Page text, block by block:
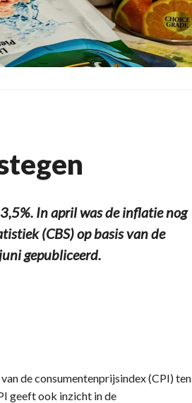
In april was de inflatie nog
(CBS) op basis van de
gepubliceerd.
de consumentenprijsindex (CPI) ten
geeft ook inzicht in de